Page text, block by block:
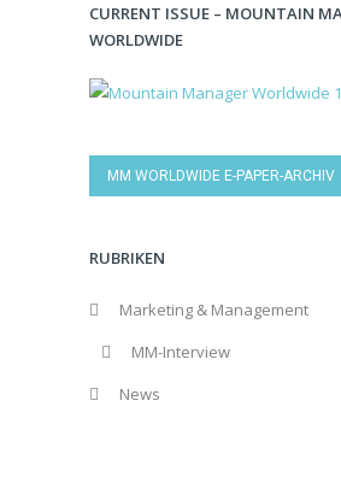
CURRENT ISSUE – MOUNTAIN
WORLDWIDE
MM WORLDWIDE E-PAPER-ARCHIV
RUBRIKEN
Marketing & Management
MM-Interview
News